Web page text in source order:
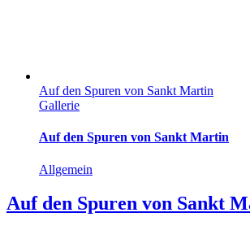
Auf den Spuren von Sankt Martin
Gallerie
Auf den Spuren von Sankt Martin
Allgemein
Auf den Spuren von Sankt